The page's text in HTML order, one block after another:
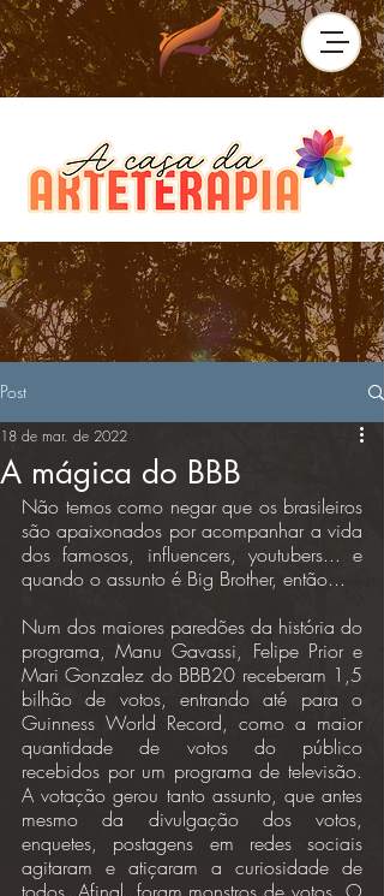
Post
A mágica do BBB
18 de mar. de 2022
Não temos como negar que os brasileiros
são apaixonados por acompanhar a vida
dos famosos, influencers, youtubers... e
quando o assunto é Big Brother, então...
Num dos maiores paredões da história do
programa, Manu Gavassi, Felipe Prior e
Mari Gonzalez do BBB20 receberam 1,5
bilhão de votos, entrando até para o
Guinness World Record, como a maior
quantidade de votos do público
recebidos por um programa de televisão.
A votação gerou tanto assunto, que antes
mesmo da divulgação dos votos,
enquetes, postagens em redes sociais
agitaram e atiçaram a curiosidade de